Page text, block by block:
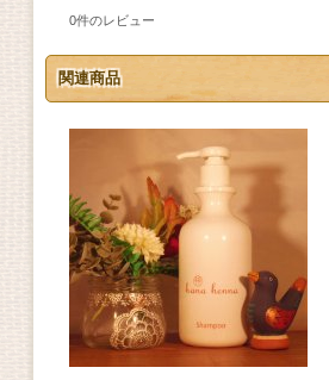
0件のレビュー
関連商品